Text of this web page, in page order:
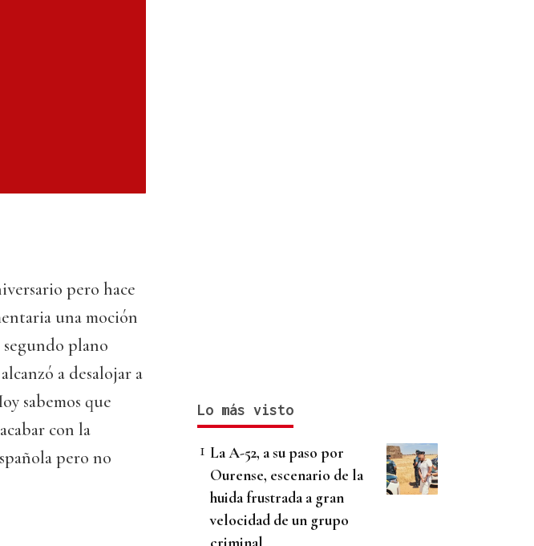
pero hace
una moción
plano
a desalojar a
sabemos que
con la
pero no
Lo más visto
La A-52, a su paso por
Ourense, escenario de la
huida frustrada a gran
velocidad de un grupo
criminal